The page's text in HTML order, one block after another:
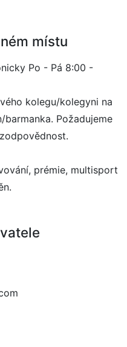
místu
Po - Pá 8:00 -
kolegu/kolegyni na
Požadujeme
prémie, multisport